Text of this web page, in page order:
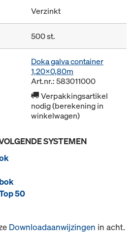
Verzinkt
500 st.
Doka galva container
1,20x0,80m
Art.nr.: 583011000
Verpakkingsartikel
nodig (berekening in
winkelwagen)
SYSTEMEN
50
Downloadaanwijzingen in acht.